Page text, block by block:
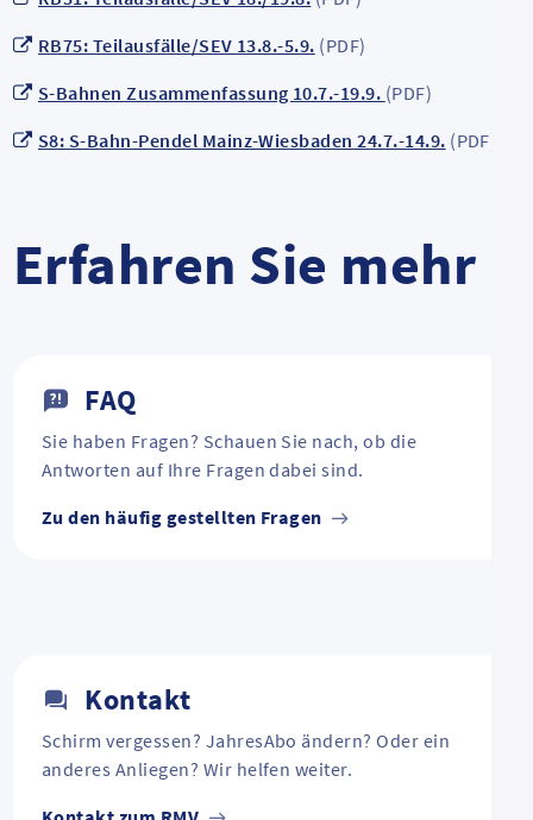
RB75: Teilausfälle/SEV 13.8.-5.9. (PDF)
S-Bahnen Zusammenfassung 10.7.-19.9. (PDF)
S8: S-Bahn-Pendel Mainz-Wiesbaden 24.7.-14.9. (PDF)
Erfahren Sie mehr
FAQ
Sie haben Fragen? Schauen Sie nach, ob die
Antworten auf Ihre Fragen dabei sind.
Zu den häufig gestellten Fragen
Kontakt
Schirm vergessen? JahresAbo ändern? Oder ein
anderes Anliegen? Wir helfen weiter.